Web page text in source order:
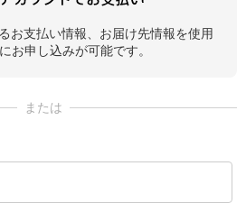
お支払い情報、お届け先情報を使用
お申し込みが可能です。
または